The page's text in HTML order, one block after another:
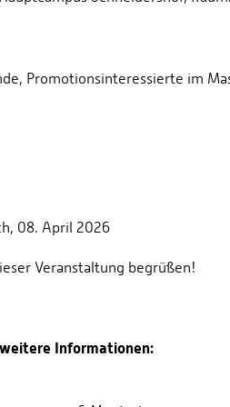
Promotionsinteressierte im
08. April 2026
Veranstaltung begrüßen!
Informationen: